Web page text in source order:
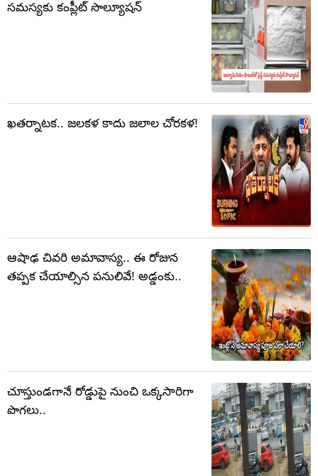
సమస్యకు కంప్లీట్ సొల్యూషన్
ఖతర్నాటక.. జలకళ కాదు జలాల చోరకళ!
ఆషాఢ చివరి అమావాస్య.. ఈ రోజున
తప్పక చేయాల్సిన పనులివే! అడ్డంకు..
చూస్తుండగానే రోడ్డుపై నుంచి ఒక్కసారిగా
పొగలు..